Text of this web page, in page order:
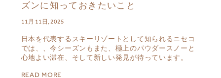
ズンに知っておきたいこと
11月 11日, 2025
日本を代表するスキーリゾートとして知られるニセコ
では、、今シーズンもまた、極上のパウダースノーと
心地よい滞在、そして新しい発見が待っています。
READ MORE